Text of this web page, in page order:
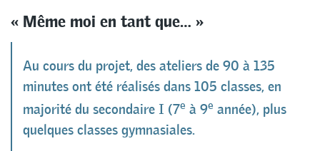
« Même moi en tant que… »
Au cours du projet, des ateliers de 90 à 135
minutes ont été réalisés dans 105 classes, en
majorité du secondaire I (7e à 9e année), plus
quelques classes gymnasiales.